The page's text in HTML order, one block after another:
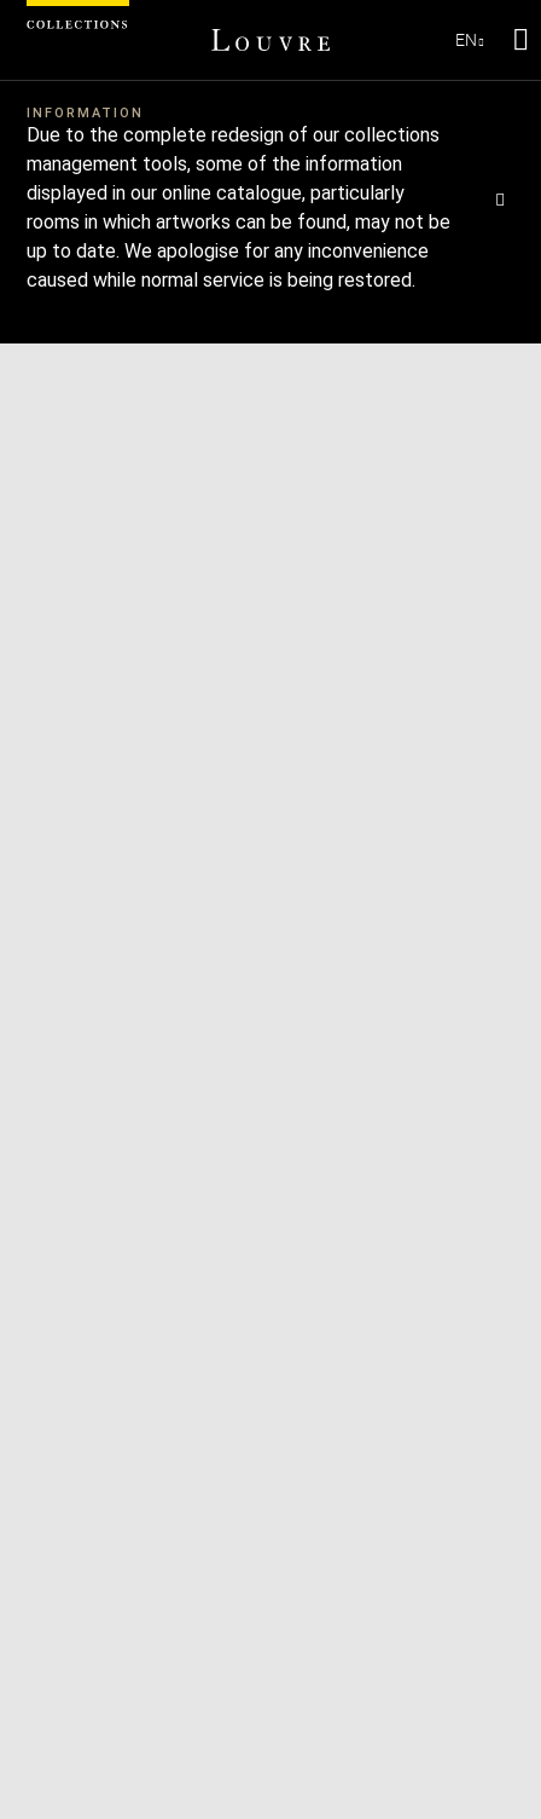
EN
INFORMATION
Due to the complete redesign of our collections
management tools, some of the information
displayed in our online catalogue, particularly
rooms in which artworks can be found, may not be
up to date. We apologise for any inconvenience
caused while normal service is being restored.
Download
Next
Previous
Cookies management panel